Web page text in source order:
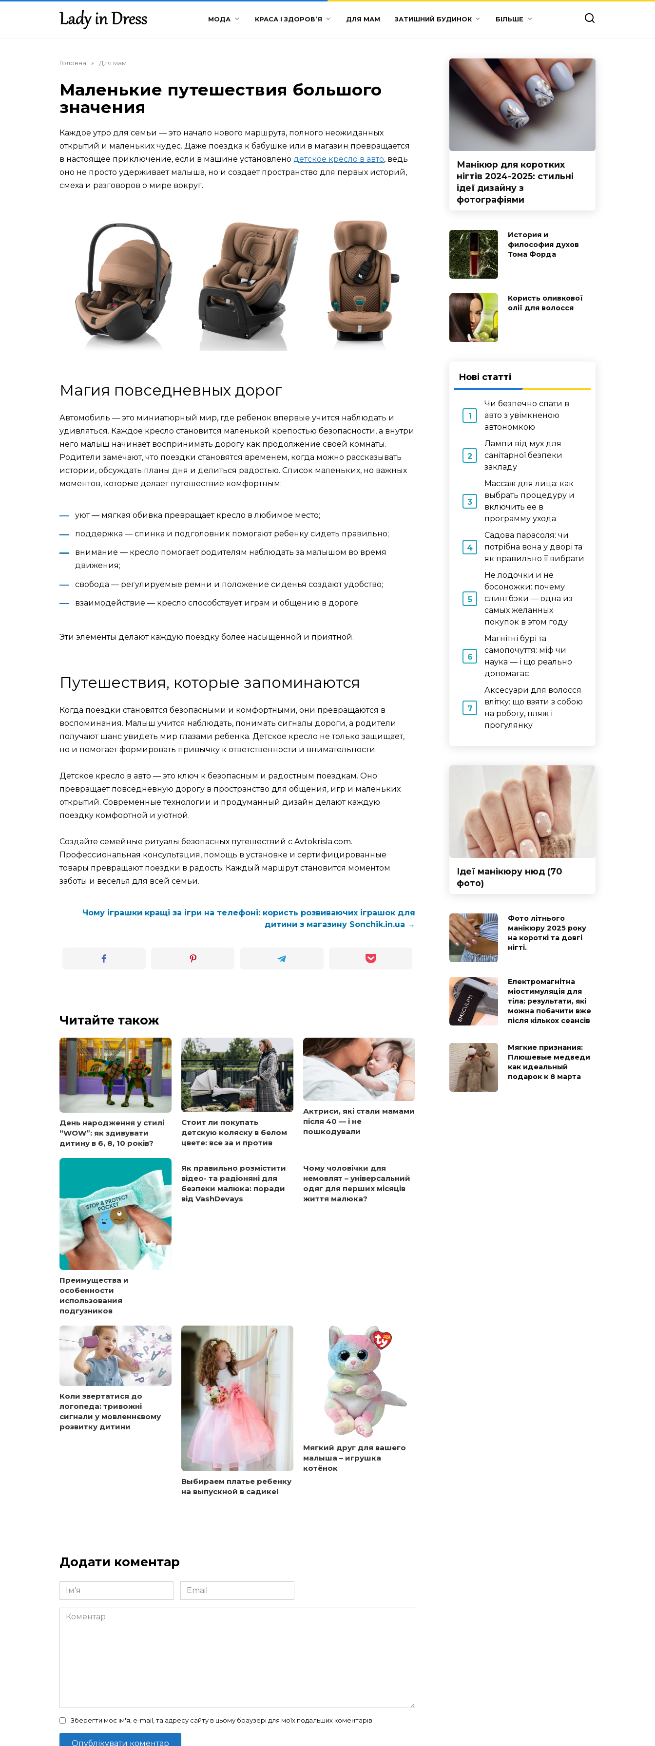
МОДА КРАСА І ЗДОРОВ’Я ДЛЯ МАМ ЗАТИШНИЙ БУДИНОК БІЛЬШЕ
Головна » Для мам
Маленькие путешествия большого
значения
Каждое утро для семьи — это начало нового маршрута, полного неожиданных
открытий и маленьких чудес. Даже поездка к бабушке или в магазин превращается
в настоящее приключение, если в машине установлено детское кресло в авто, ведь
оно не просто удерживает малыша, но и создает пространство для первых историй,
смеха и разговоров о мире вокруг.
Магия повседневных дорог
Автомобиль — это миниатюрный мир, где ребенок впервые учится наблюдать и
удивляться. Каждое кресло становится маленькой крепостью безопасности, а внутри
него малыш начинает воспринимать дорогу как продолжение своей комнаты.
Родители замечают, что поездки становятся временем, когда можно рассказывать
истории, обсуждать планы дня и делиться радостью. Список маленьких, но важных
моментов, которые делает путешествие комфортным:
уют — мягкая обивка превращает кресло в любимое место;
поддержка — спинка и подголовник помогают ребенку сидеть правильно;
внимание — кресло помогает родителям наблюдать за малышом во время
движения;
свобода — регулируемые ремни и положение сиденья создают удобство;
взаимодействие — кресло способствует играм и общению в дороге.
Эти элементы делают каждую поездку более насыщенной и приятной.
Путешествия, которые запоминаются
Когда поездки становятся безопасными и комфортными, они превращаются в
воспоминания. Малыш учится наблюдать, понимать сигналы дороги, а родители
получают шанс увидеть мир глазами ребенка. Детское кресло не только защищает,
но и помогает формировать привычку к ответственности и внимательности.
Детское кресло в авто — это ключ к безопасным и радостным поездкам. Оно
превращает повседневную дорогу в пространство для общения, игр и маленьких
открытий. Современные технологии и продуманный дизайн делают каждую
поездку комфортной и уютной.
Создайте семейные ритуалы безопасных путешествий с Avtokrisla.com.
Профессиональная консультация, помощь в установке и сертифицированные
товары превращают поездки в радость. Каждый маршрут становится моментом
заботы и веселья для всей семьи.
Чому іграшки кращі за ігри на телефоні: користь розвиваючих іграшок для
дитини з магазину Sonchik.in.ua →
Читайте також
День народження у стилі
“WOW”: як здивувати
дитину в 6, 8, 10 років?
Стоит ли покупать
детскую коляску в белом
цвете: все за и против
Актриси, які стали мамами
після 40 — і не
пошкодували
Преимущества и
особенности
использования
подгузников
Як правильно розмістити
відео- та радіоняні для
безпеки малюка: поради
від VashDevays
Чому чоловічки для
немовлят – універсальний
одяг для перших місяців
життя малюка?
Коли звертатися до
логопеда: тривожні
сигнали у мовленнєвому
розвитку дитини
Выбираем платье ребенку
на выпускной в садике!
Мягкий друг для вашего
малыша – игрушка
котёнок
Додати коментар
Ім'я
*
Email
*
Коментар
Зберегти моє ім'я, e-mail, та адресу сайту в цьому браузері для моїх подальших коментарів.
Манікюр для коротких
нігтів 2024-2025: стильні
ідеї дизайну з
фотографіями
История и
философия духов
Тома Форда
Користь оливкової
олії для волосся
Нові статті
Чи безпечно спати в
авто з увімкненою
автономкою
Лампи від мух для
санітарної безпеки
закладу
Массаж для лица: как
выбрать процедуру и
включить ее в
программу ухода
Садова парасоля: чи
потрібна вона у дворі та
як правильно її вибрати
Не лодочки и не
босоножки: почему
слингбэки — одна из
самых желанных
покупок в этом году
Магнітні бурі та
самопочуття: міф чи
наука — і що реально
допомагає
Аксесуари для волосся
влітку: що взяти з собою
на роботу, пляж і
прогулянку
Ідеї манікюру нюд (70
фото)
Фото літнього
манікюру 2025 року
на короткі та довгі
нігті.
Електромагнітна
міостимуляція для
тіла: результати, які
можна побачити вже
після кількох сеансів
Мягкие признания:
Плюшевые медведи
как идеальный
подарок к 8 марта